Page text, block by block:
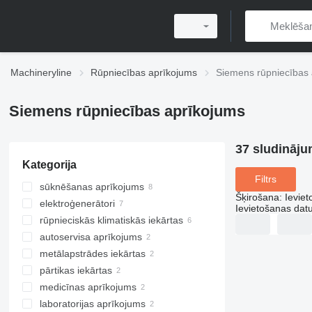
Machineryline Rūpniecības aprīkojums Siemens rūpniecības
Siemens rūpniecības aprīkojums
Kategorija
sūknēšanas aprīkojums
rūpnieciskie sūkņi
motorsūkņi
hidrauliskās stacijas
elektroģenerātori
dīzeļa ģenerātori
gāzes ģenerātori
citi ģeneratori
rūpnieciskās klimatiskās iekārtas
ventilācijas iekārtas
autoservisa aprīkojums
hidrauliskās preses
citi autoservisa aprīkojumi
metālapstrādes iekārtas
virpas metālam
metāla preses
hidrauliskās preses
pārtikas iekārtas
maizes ceptuves aprīkojums
cits maizes ceptuves aprīkojums
alus darītavu aprīkojums
medicīnas aprīkojums
medicīnas diagnostikas iekārtas
laboratorijas aprīkojums
37
Filtrs
Šķirošana:
Ievietošanas